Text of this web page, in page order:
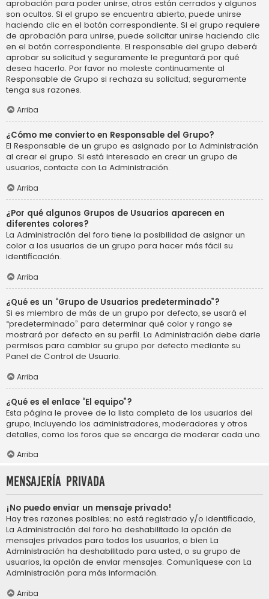
aprobación para poder unirse, otros están cerrados y algunos
son ocultos. Si el grupo se encuentra abierto, puede unirse
haciendo clic en el botón correspondiente. Si el grupo requiere
de aprobación para unirse, puede solicitar unirse haciendo clic
en el botón correspondiente. El responsable del grupo deberá
aprobar su solicitud y seguramente le preguntará por qué
desea hacerlo. Por favor no moleste continuamente al
Responsable de Grupo si rechaza su solicitud; seguramente
tenga sus razones.
Arriba
¿Cómo me convierto en Responsable del Grupo?
El Responsable de un grupo es asignado por La Administración
al crear el grupo. Si está interesado en crear un grupo de
usuarios, contacte con La Administración.
Arriba
¿Por qué algunos Grupos de Usuarios aparecen en
diferentes colores?
La Administración del foro tiene la posibilidad de asignar un
color a los usuarios de un grupo para hacer más fácil su
identificación.
Arriba
¿Qué es un “Grupo de Usuarios predeterminado”?
Si es miembro de más de un grupo por defecto, se usará el
“predeterminado” para determinar qué color y rango se
mostrará por defecto en su perfil. La Administración debe darle
permisos para cambiar su grupo por defecto mediante su
Panel de Control de Usuario.
Arriba
¿Qué es el enlace “El equipo”?
Esta página le provee de la lista completa de los usuarios del
grupo, incluyendo los administradores, moderadores y otros
detalles, como los foros que se encarga de moderar cada uno.
Arriba
Mensajería privada
¡No puedo enviar un mensaje privado!
Hay tres razones posibles; no está registrado y/o identificado,
La Administración del foro ha deshabilitado la opción de
mensajes privados para todos los usuarios, o bien La
Administración ha deshabilitado para usted, o su grupo de
usuarios, la opción de enviar mensajes. Comuníquese con La
Administración para más información.
Arriba